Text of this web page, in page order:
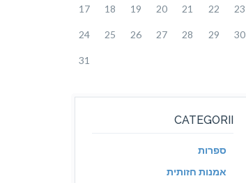
17 18 19 20 21 22 23
24 25 26 27 28 29 30
31
CATEGORII
ספרות
אמנות חזותית